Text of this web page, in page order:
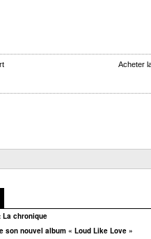
Acheter
La chronique
son nouvel album « Loud Like Love »